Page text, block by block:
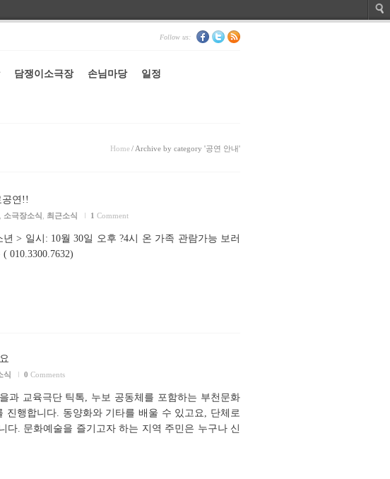
Follow us:
담쟁이소극장 손님마당 일정
Home/ Archive by category '공연 안내'
공연!!
소극장소식 최근소식 1 Comment
> 일시: 10월 30일 오후 ?4시 온 가족 관람가능 보러
010.3300.7632)
식 0 Comments
과 교육극단 틱톡, 누보 공동체를 포함하는 부천문화
진행합니다. 동양화와 기타를 배울 수 있고요, 단체로
다. 문화예술을 즐기고자 하는 지역 주민은 누구나 신